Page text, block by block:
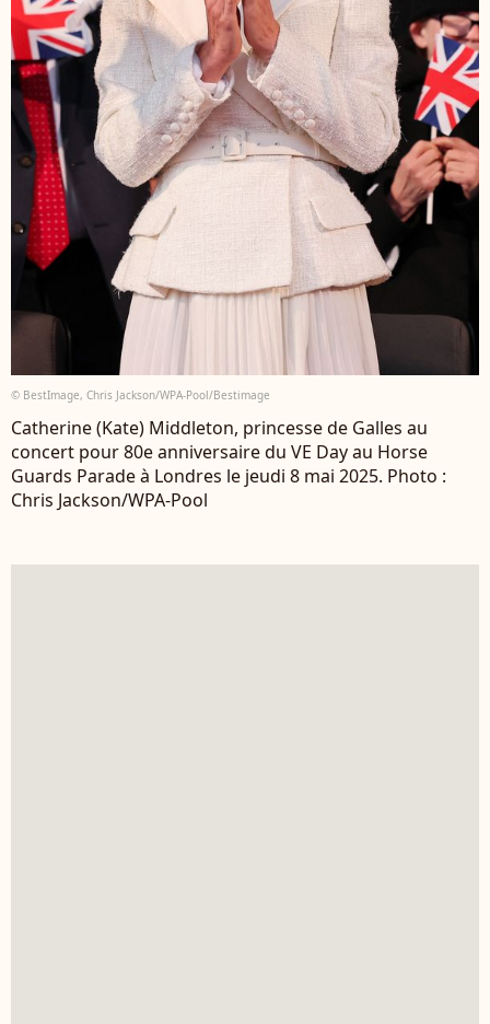
© BestImage, Chris Jackson/WPA-Pool/Bestimage
Catherine (Kate) Middleton, princesse de Galles au
concert pour 80e anniversaire du VE Day au Horse
Guards Parade à Londres le jeudi 8 mai 2025. Photo :
Chris Jackson/WPA-Pool